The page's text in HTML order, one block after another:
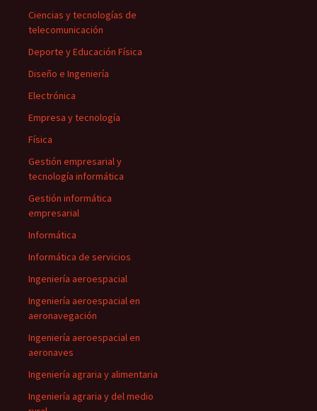
Ciencias y tecnologías de
telecomunicación
Deporte y Educación Física
Diseño e Ingeniería
Electrónica
Empresa y tecnología
Física
Gestión empresarial y
tecnología informática
Gestión informática
empresarial
Informática
Informática de servicios
Ingeniería aeroespacial
Ingeniería aeroespacial en
aeronavegación
Ingeniería aeroespacial en
aeronaves
Ingeniería agraria y alimentaria
Ingeniería agraria y del medio